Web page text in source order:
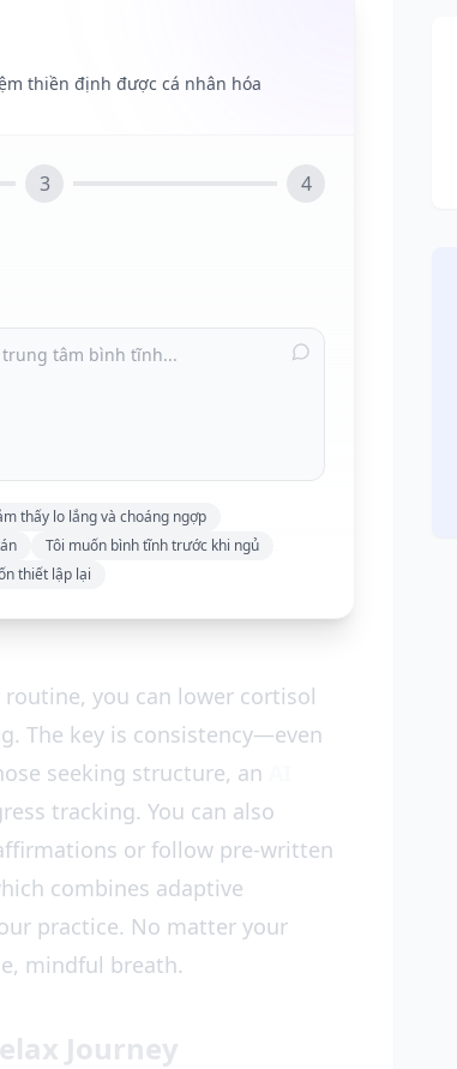
thiền định được cá nhân hóa
3 4
thấy lo lắng và choáng ngợp
Tôi muốn bình tĩnh trước khi ngủ
thiết lập lại
you can lower cortisol
The key is consistency—even
seeking structure, an
tracking. You can also
or follow pre-written
combines adaptive
practice. No matter your
mindful breath.
Journey